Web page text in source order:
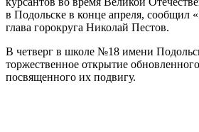
в Подольске в конце апреля,
глава горокруга Николай Пестов.
В четверг в школе №18 имени
торжественное открытие
посвященного их подвигу.